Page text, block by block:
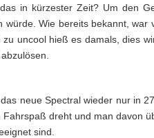
in kürzester Zeit? Um den
Wie bereits bekannt, war
uncool hieß es damals, dies
neue Spectral wieder nur in
dreht und man davon
sind.